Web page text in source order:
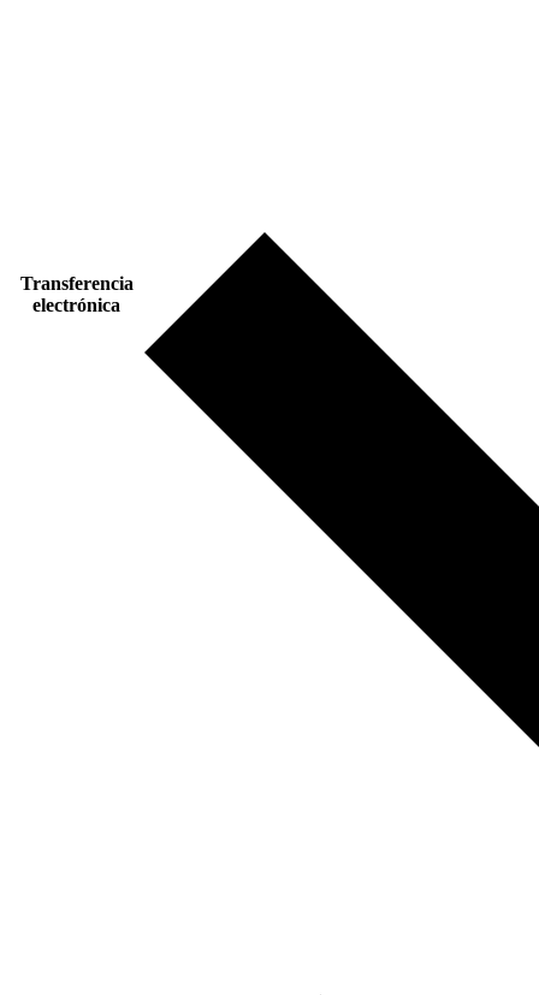
Transferencia
electrónica